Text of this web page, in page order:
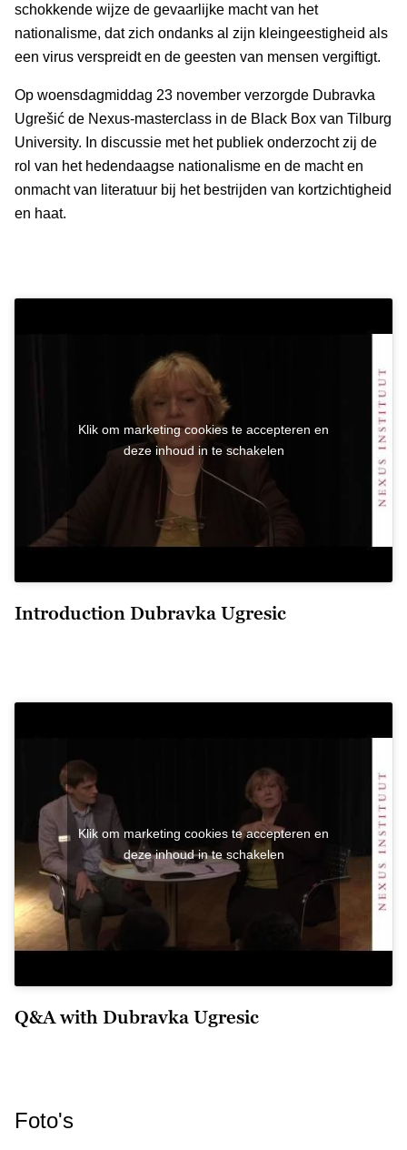
schokkende wijze de gevaarlijke macht van het
nationalisme, dat zich ondanks al zijn kleingeestigheid als
een virus verspreidt en de geesten van mensen vergiftigt.
Op woensdagmiddag 23 november verzorgde Dubravka
Ugrešić de Nexus-masterclass in de Black Box van Tilburg
University. In discussie met het publiek onderzocht zij de
rol van het hedendaagse nationalisme en de macht en
onmacht van literatuur bij het bestrijden van kortzichtigheid
en haat.
Klik om marketing cookies te accepteren en
deze inhoud in te schakelen
Introduction Dubravka Ugresic
Klik om marketing cookies te accepteren en
deze inhoud in te schakelen
Q&A with Dubravka Ugresic
Foto's